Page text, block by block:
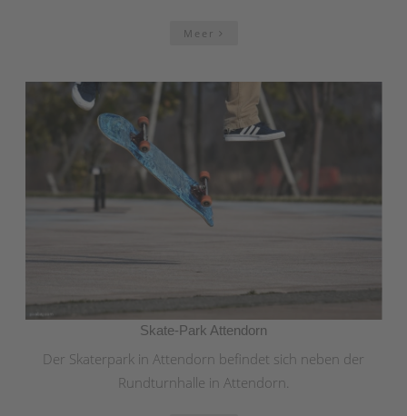
Meer
Skate-Park Attendorn
Der Skaterpark in Attendorn befindet sich neben der
Rundturnhalle in Attendorn.